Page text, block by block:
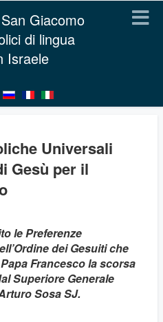
Giacomo
di lingua
Israele
Universali
Gesù per il
le Preferenze
dei Gesuiti che
Francesco la scorsa
Superiore Generale
Sosa SJ.